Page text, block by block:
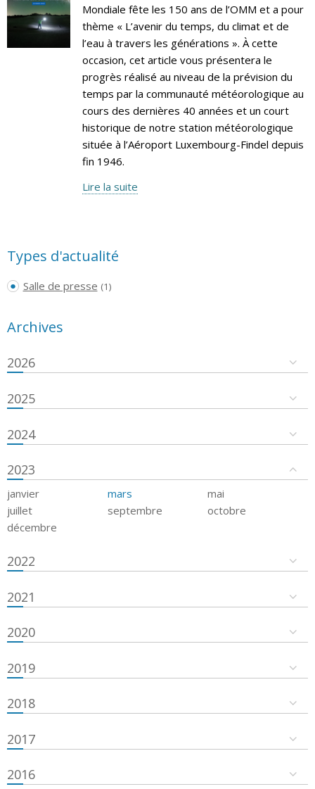
Mondiale fête les 150 ans de l’OMM et a pour
thème « L’avenir du temps, du climat et de
l’eau à travers les générations ». À cette
occasion, cet article vous présentera le
progrès réalisé au niveau de la prévision du
temps par la communauté météorologique au
cours des dernières 40 années et un court
historique de notre station météorologique
située à l’Aéroport Luxembourg-Findel depuis
fin 1946.
Lire la suite
Types d'actualité
Salle de presse (1)
Archives
2026
2025
2024
2023
janvier mars
mai
juillet
septembre
octobre
décembre
2022
2021
2020
2019
2018
2017
2016